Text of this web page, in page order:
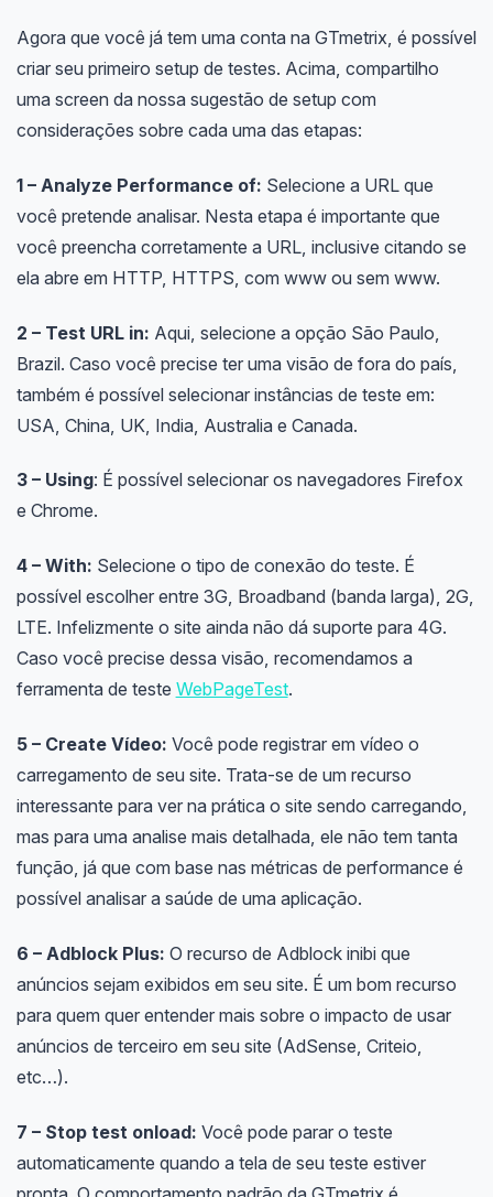
Agora que você já tem uma conta na GTmetrix, é possível
criar seu primeiro setup de testes. Acima, compartilho
uma screen da nossa sugestão de setup com
considerações sobre cada uma das etapas:
1 – Analyze Performance of: Selecione a URL que
você pretende analisar. Nesta etapa é importante que
você preencha corretamente a URL, inclusive citando se
ela abre em HTTP, HTTPS, com www ou sem www.
2 – Test URL in: Aqui, selecione a opção São Paulo,
Brazil. Caso você precise ter uma visão de fora do país,
também é possível selecionar instâncias de teste em:
USA, China, UK, India, Australia e Canada.
3 – Using: É possível selecionar os navegadores Firefox
e Chrome.
4 – With: Selecione o tipo de conexão do teste. É
possível escolher entre 3G, Broadband (banda larga), 2G,
LTE. Infelizmente o site ainda não dá suporte para 4G.
Caso você precise dessa visão, recomendamos a
ferramenta de teste WebPageTest.
5 – Create Vídeo: Você pode registrar em vídeo o
carregamento de seu site. Trata-se de um recurso
interessante para ver na prática o site sendo carregando,
mas para uma analise mais detalhada, ele não tem tanta
função, já que com base nas métricas de performance é
possível analisar a saúde de uma aplicação.
6 – Adblock Plus: O recurso de Adblock inibi que
anúncios sejam exibidos em seu site. É um bom recurso
para quem quer entender mais sobre o impacto de usar
anúncios de terceiro em seu site (AdSense, Criteio,
etc…).
7 – Stop test onload: Você pode parar o teste
automaticamente quando a tela de seu teste estiver